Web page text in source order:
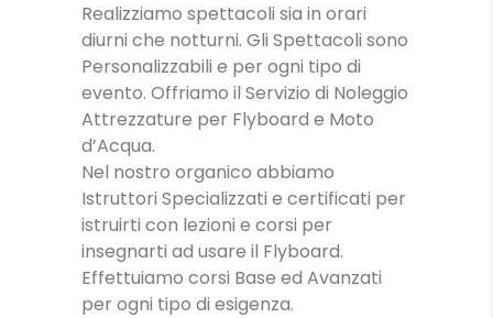
Realizziamo spettacoli sia in orari
diurni che notturni. Gli Spettacoli sono
Personalizzabili e per ogni tipo di
evento. Offriamo il Servizio di Noleggio
Attrezzature per Flyboard e Moto
d’Acqua.
Nel nostro organico abbiamo
Istruttori Specializzati e certificati per
istruirti con lezioni e corsi per
insegnarti ad usare il Flyboard.
Effettuiamo corsi Base ed Avanzati
per ogni tipo di esigenza.